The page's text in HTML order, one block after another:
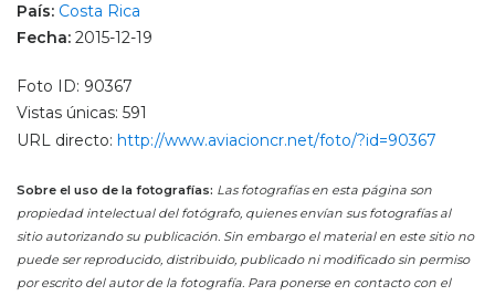
País: Costa Rica
Fecha: 2015-12-19
Foto ID: 90367
Vistas únicas: 591
URL directo: http://www.aviacioncr.net/foto/?id=90367
Sobre el uso de la fotografías: Las fotografías en esta página son
propiedad intelectual del fotógrafo, quienes envían sus fotografías al
sitio autorizando su publicación. Sin embargo el material en este sitio no
puede ser reproducido, distribuido, publicado ni modificado sin permiso
por escrito del autor de la fotografía. Para ponerse en contacto con el